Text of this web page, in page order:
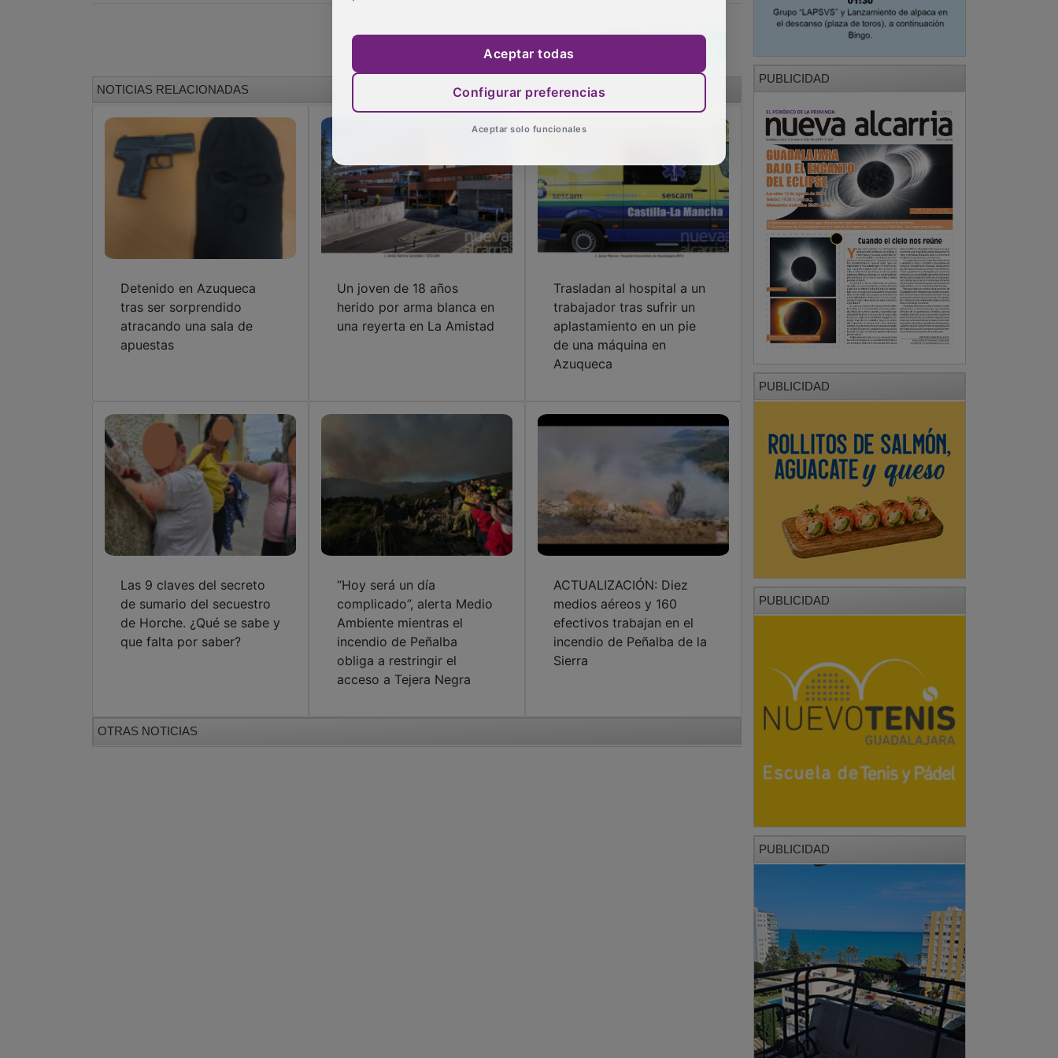
NOTICIAS RELACIONADAS
Detenido en Azuqueca
tras ser sorprendido
atracando una sala de
apuestas
Un joven de 18 años
herido por arma blanca en
una reyerta en La Amistad
Trasladan al hospital a un
trabajador tras sufrir un
aplastamiento en un pie
de una máquina en
Azuqueca
Las 9 claves del secreto
de sumario del secuestro
de Horche. ¿Qué se sabe y
que falta por saber?
“Hoy será un día
complicado”, alerta Medio
Ambiente mientras el
incendio de Peñalba
obliga a restringir el
acceso a Tejera Negra
ACTUALIZACIÓN: Diez
medios aéreos y 160
efectivos trabajan en el
incendio de Peñalba de la
Sierra
OTRAS NOTICIAS
PUBLICIDAD
PUBLICIDAD
PUBLICIDAD
PUBLICIDAD
Aceptar todas
Configurar preferencias
Aceptar solo funcionales